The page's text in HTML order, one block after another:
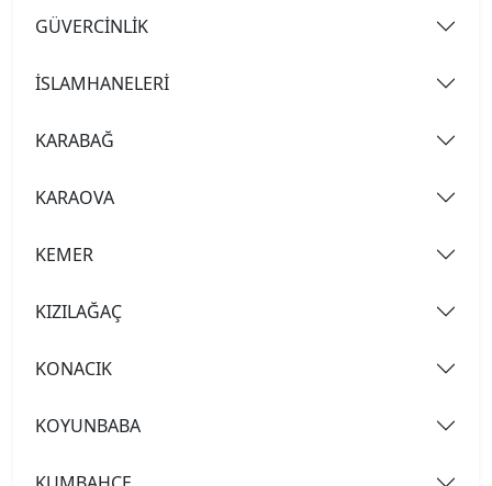
GÜVERCİNLİK
İSLAMHANELERİ
KARABAĞ
KARAOVA
KEMER
KIZILAĞAÇ
KONACIK
KOYUNBABA